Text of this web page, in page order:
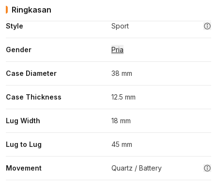
Ringkasan
Style Sport
Gender Pria
Case Diameter 38 mm
Case Thickness 12.5 mm
Lug Width 18 mm
Lug to Lug 45 mm
Movement Quartz / Battery